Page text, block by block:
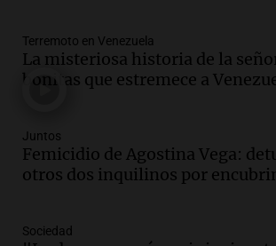
Episodios
Audio.La calidad del empleo
Argentina cae y preocupa a
Panorama Federal
Episodios
Audio.Audiencia por
teléfono de Óscar González
Panorama Federal
Terremoto en Venezuela
La misteriosa historia de la
bonitas que estremece a
Juntos
Femicidio de Agostina Vega:
otros dos inquilinos por
Sociedad